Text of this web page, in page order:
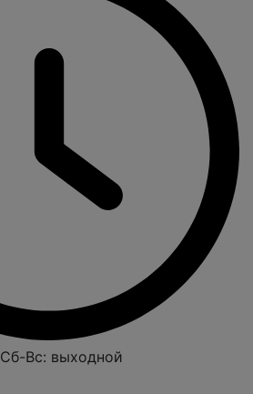
Сб-Вс: выходной